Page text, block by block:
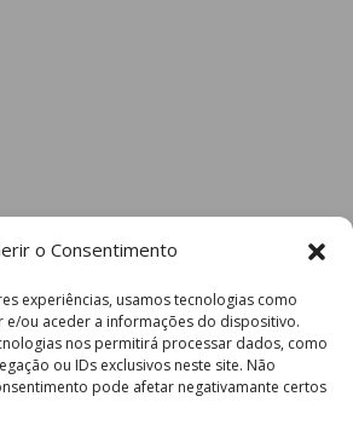
o Consentimento
experiências, usamos tecnologias como
e/ou aceder a informações do dispositivo.
nos permitirá processar dados, como
ou IDs exclusivos neste site. Não
pode afetar negativamante certos